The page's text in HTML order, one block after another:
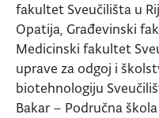
fakultet Sveučilišta u
Opatija, Građevinski
Medicinski fakultet
uprave za odgoj i
biotehnologiju
Bakar – Područna